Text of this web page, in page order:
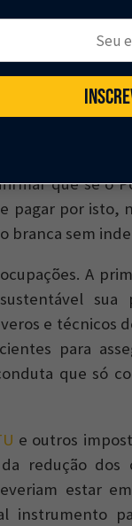
cultural é
ser
temas mais
que tal item
que se o
pagar por isto,
branca sem
A
sua
e técnicos
para
que só
e outros
redução
estar
instrumento